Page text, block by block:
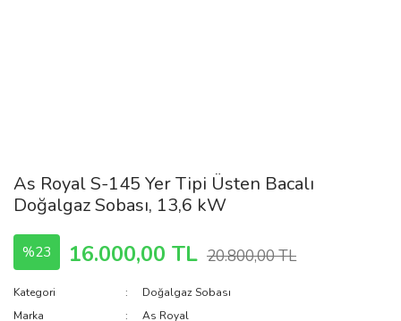
As Royal S-145 Yer Tipi Üsten Bacalı
Doğalgaz Sobası, 13,6 kW
%23 16.000,00 TL 20.800,00 TL
Kategori
Doğalgaz Sobası
Marka
As Royal